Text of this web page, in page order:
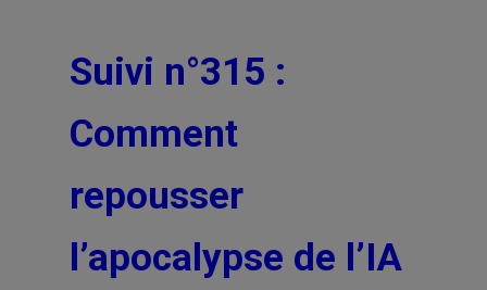
Suivi n°315 :
Comment
repousser
l’apocalypse de l’IA